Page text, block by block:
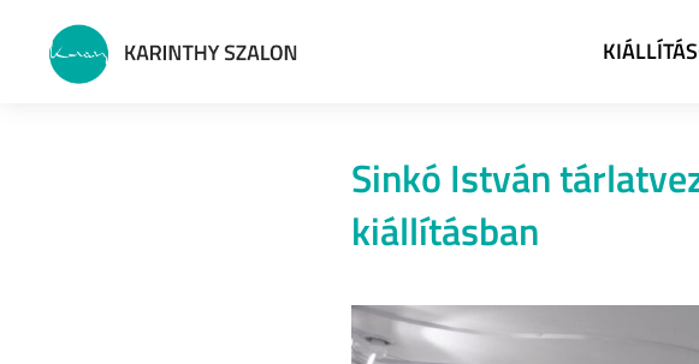
Sinkó István
kiállításban